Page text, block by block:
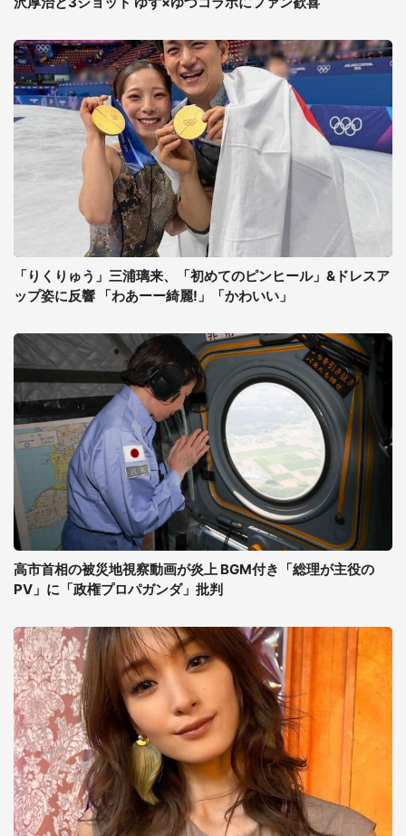
「りくりゅう」三浦璃来、「初めてのピンヒール」&ドレスア
ップ姿に反響 「わあーー綺麗!」「かわいい」
高市首相の被災地視察動画が炎上 BGM付き「総理が主役の
PV」に「政権プロパガンダ」批判